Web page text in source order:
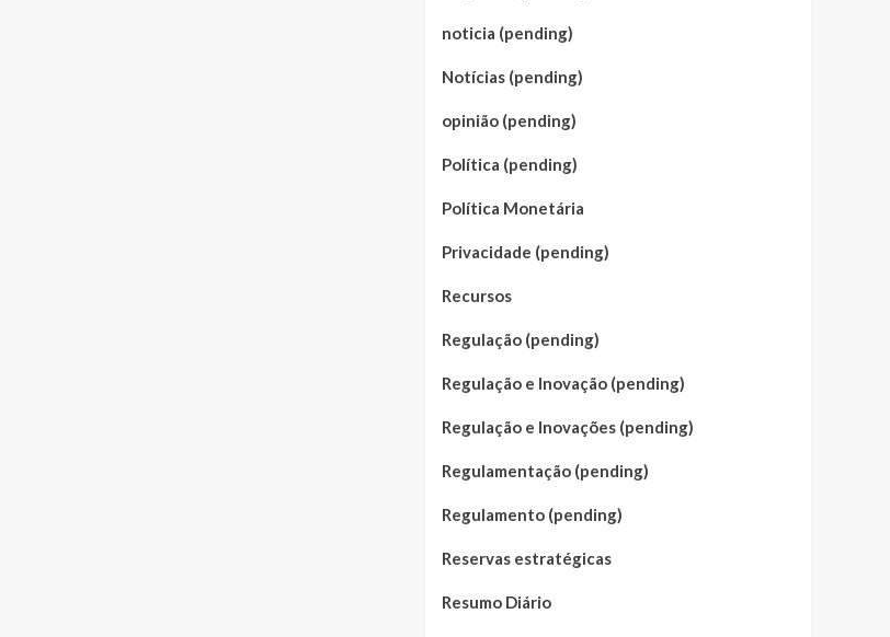
noticia (pending)
Notícias (pending)
opinião (pending)
Política (pending)
Política Monetária
Privacidade (pending)
Recursos
Regulação (pending)
Regulação e Inovação (pending)
Regulação e Inovações (pending)
Regulamentação (pending)
Regulamento (pending)
Reservas estratégicas
Resumo Diário